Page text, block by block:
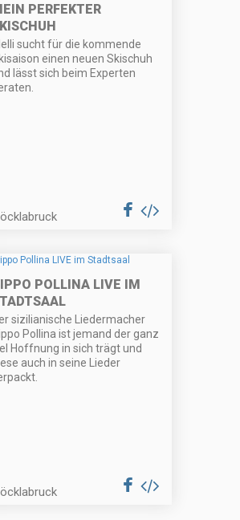
PERFEKTER
sucht für die kommende
einen neuen Skischuh
lässt sich beim Experten
POLLINA LIVE IM
sizilianische Liedermacher
Pollina ist jemand der ganz
Hoffnung in sich trägt und
auch in seine Lieder